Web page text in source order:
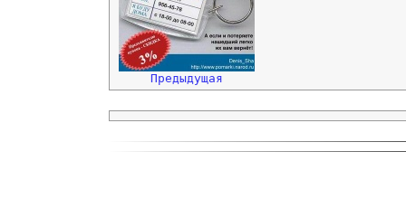
Предыдущая